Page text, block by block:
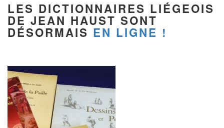
LES DICTIONNAIRES LIÉGEOIS
DE JEAN HAUST SONT
DÉSORMAIS EN LIGNE !